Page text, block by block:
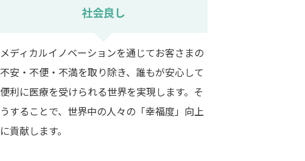
社会良し
メディカルイノベーションを通じてお客さまの
不安・不便・不満を取り除き、誰もが安心して
便利に医療を受けられる世界を実現します。そ
うすることで、世界中の人々の「幸福度」向上
に貢献します。